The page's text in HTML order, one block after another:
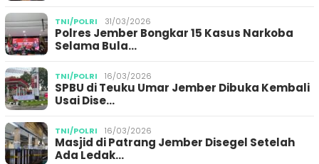
TNI/POLRI 31/03/2026
Polres Jember Bongkar 15 Kasus Narkoba
Selama Bula…
TNI/POLRI 16/03/2026
SPBU di Teuku Umar Jember Dibuka Kembali
Usai Dise…
TNI/POLRI 16/03/2026
Masjid di Patrang Jember Disegel Setelah
Ada Ledak…